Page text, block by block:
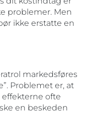
problemer. Men
ikke erstatte en
markedsføres
Problemet er, at
ofte
en beskeden